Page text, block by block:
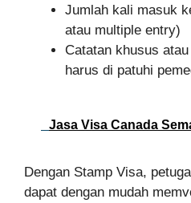
Jumlah kali masuk
atau multiple entry)
Catatan khusus
harus di patuhi
Jasa Visa Canada
Dengan Stamp Visa,
dapat dengan mudah